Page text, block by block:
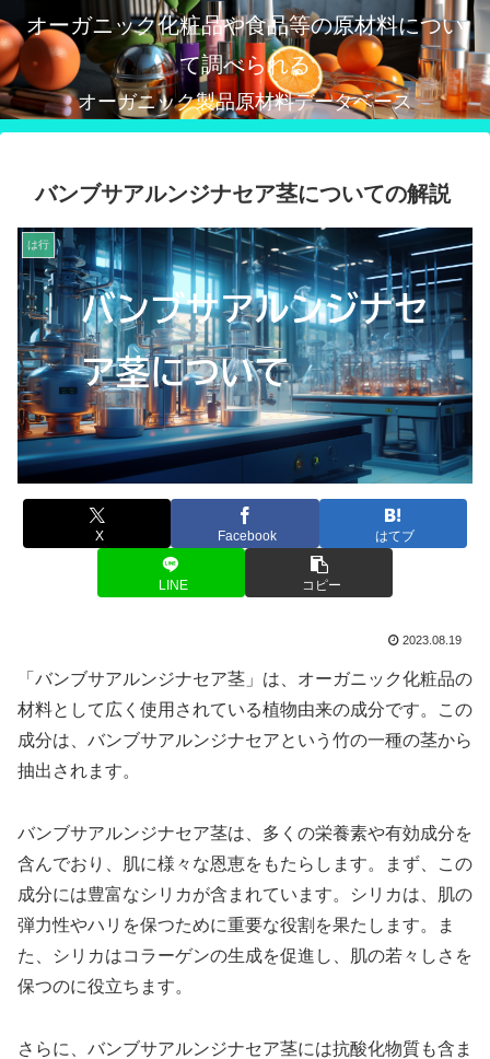
オーガニック化粧品や食品等の原材料につい
て調べられる
オーガニック製品原材料データベース
バンブサアルンジナセア茎についての解説
は行
X Facebook はてブ
LINE コピー
2023.08.19
「バンブサアルンジナセア茎」は、オーガニック化粧品の
材料として広く使用されている植物由来の成分です。この
成分は、バンブサアルンジナセアという竹の一種の茎から
抽出されます。
バンブサアルンジナセア茎は、多くの栄養素や有効成分を
含んでおり、肌に様々な恩恵をもたらします。まず、この
成分には豊富なシリカが含まれています。シリカは、肌の
弾力性やハリを保つために重要な役割を果たします。ま
た、シリカはコラーゲンの生成を促進し、肌の若々しさを
保つのに役立ちます。
さらに、バンブサアルンジナセア茎には抗酸化物質も含ま